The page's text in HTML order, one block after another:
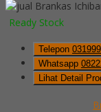
Ready Stock
Telepon
Whatsapp
Lihat Detail